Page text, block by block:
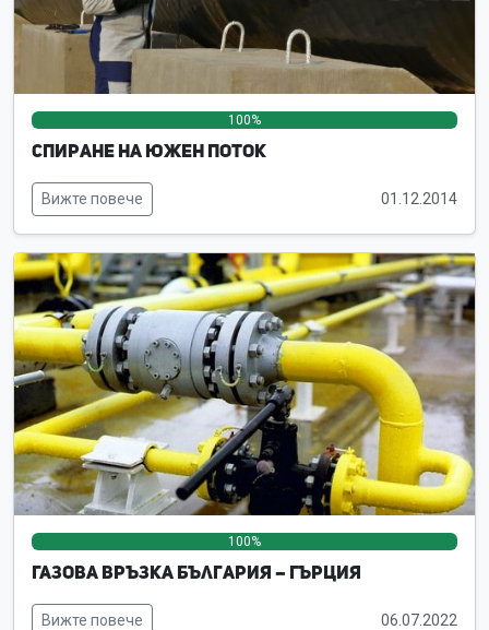
100%
Спиране на Южен поток
Вижте повече 01.12.2014
100%
Газова връзка България – Гърция
Вижте повече 06.07.2022